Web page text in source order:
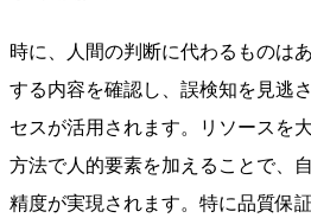
時に、人間の判断に代わるものは
する内容を確認し、誤検知を見逃
セスが活用されます。リソースを
方法で人的要素を加えることで、
精度が実現されます。特に品質保